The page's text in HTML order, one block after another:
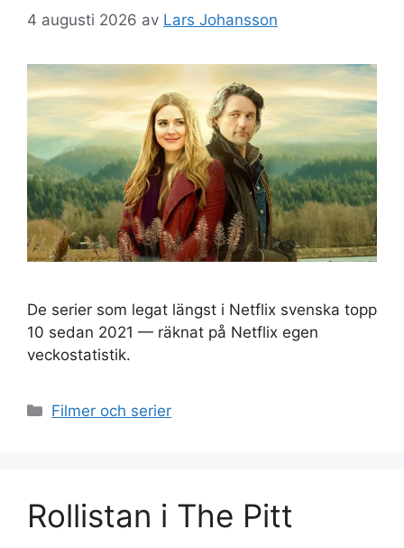
4 augusti 2026 av Lars Johansson
De serier som legat längst i Netflix svenska topp
10 sedan 2021 — räknat på Netflix egen
veckostatistik.
Kategorier
Filmer och serier
Rollistan i The Pitt